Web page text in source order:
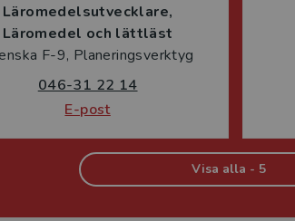
Läromedelsutvecklare
Läromedel och lättläst
F-9, Planeringsverktyg
046-31 22 14
E-post
Visa alla - 5